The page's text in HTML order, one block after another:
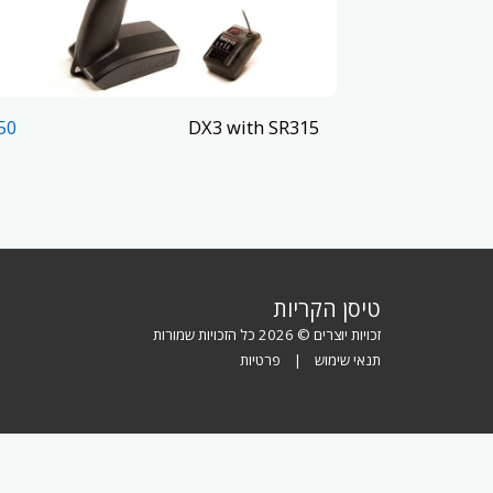
DX3 with SR315
טיסן הקריות
זכויות יוצרים © 2026 כל הזכויות שמורות
תנאי שימוש | פרטיות